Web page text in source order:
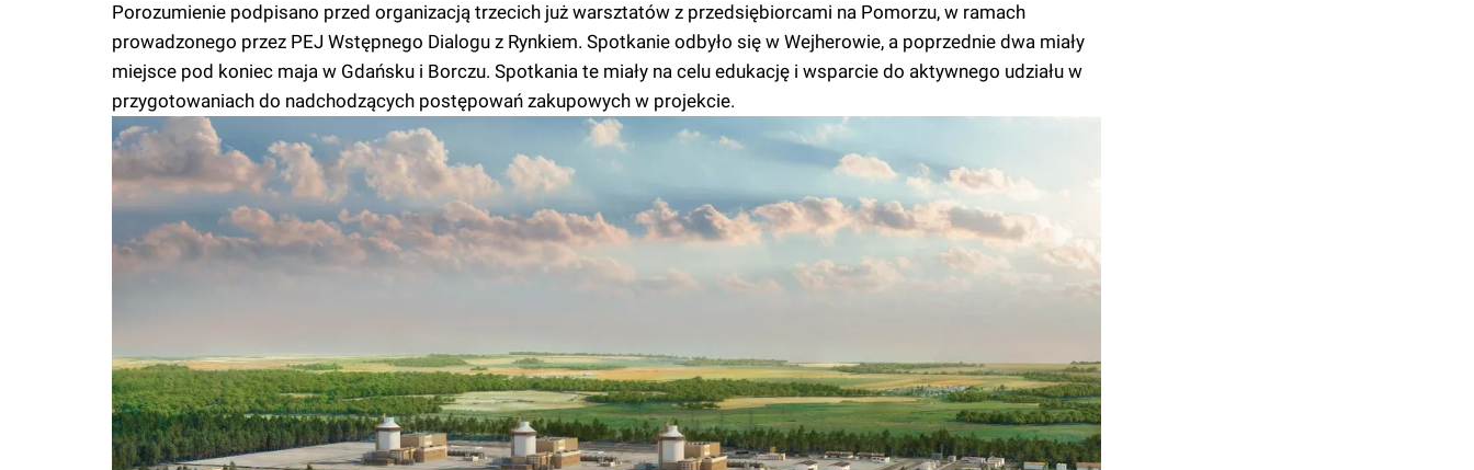
Porozumienie podpisano przed organizacją trzecich już warsztatów z przedsiębiorcami na Pomorzu, w ramach
prowadzonego przez PEJ Wstępnego Dialogu z Rynkiem. Spotkanie odbyło się w Wejherowie, a poprzednie dwa miały
miejsce pod koniec maja w Gdańsku i Borczu. Spotkania te miały na celu edukację i wsparcie do aktywnego udziału w
przygotowaniach do nadchodzących postępowań zakupowych w projekcie.